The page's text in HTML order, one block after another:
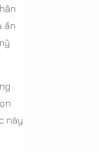
ấn
này